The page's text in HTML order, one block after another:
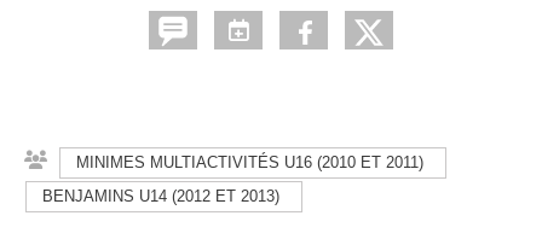
MINIMES MULTIACTIVITÉS U16 (2010 ET 2011)
BENJAMINS U14 (2012 ET 2013)